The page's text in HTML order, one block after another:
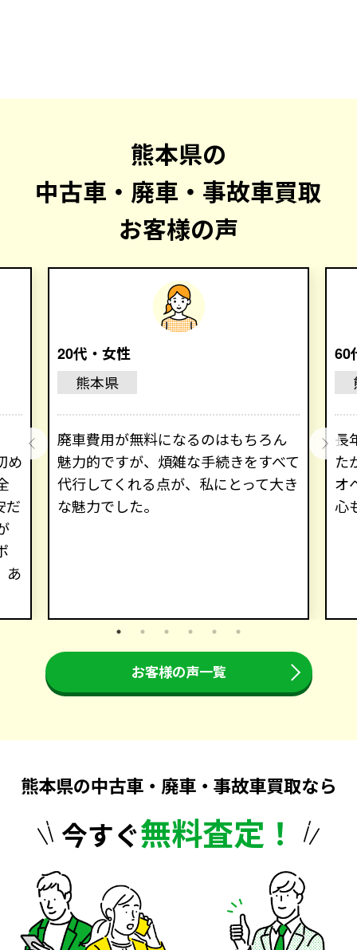
熊本県の
中古車・廃車・事故車買取
お客様の声
め
だ
あ
20代・女性
熊本県
廃車費用が無料になるのはもちろん
魅力的ですが、煩雑な手続きをすべて
代行してくれる点が、私にとって大き
な魅力でした。
60
長
た
オ
心
お客様の声一覧
熊本県の中古車・廃車・事故車買取なら
今すぐ無料査定！